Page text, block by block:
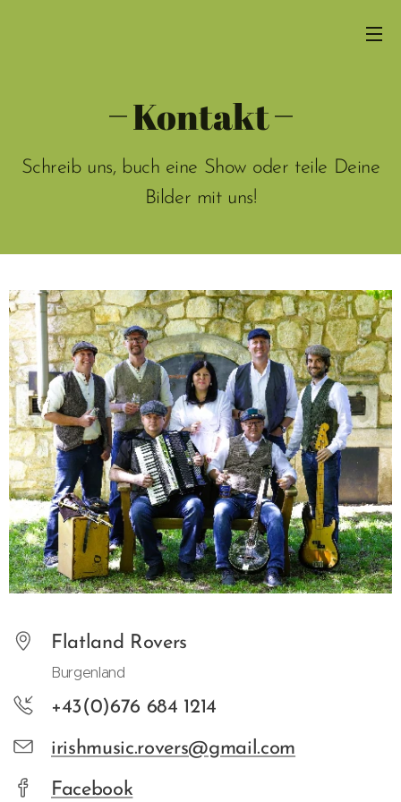
Kontakt
Schreib uns, buch eine Show oder teile Deine
Bilder mit uns!
Flatland Rovers
Burgenland
+43(0)676 684 1214
irishmusic.rovers@gmail.com
Facebook